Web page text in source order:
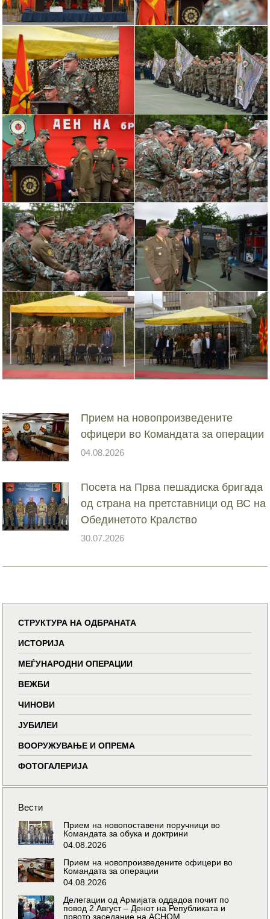
Прием на новопроизведените
офицери во Командата за операции
04.08.2026
Посета на Прва пешадиска бригада
од страна на претставници од ВС на
Обединетото Кралство
30.07.2026
СТРУКТУРА НА ОДБРАНАТА
ИСТОРИЈА
МЕЃУНАРОДНИ ОПЕРАЦИИ
ВЕЖБИ
ЧИНОВИ
ЈУБИЛЕИ
ВООРУЖУВАЊЕ И ОПРЕМА
ФОТОГАЛЕРИЈА
Вести
Прием на новопоставени поручници во
Командата за обука и доктрини
04.08.2026
Прием на новопроизведените офицери во
Командата за операции
04.08.2026
Делегации од Армијата оддадоа почит по
повод 2 Август – Денот на Републиката и
првото заседание на АСНОМ